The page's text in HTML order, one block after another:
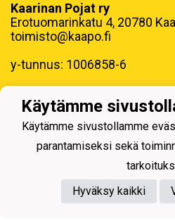
Kaarinan Pojat ry
Erotuomarinkatu 4, 20780
toimisto@kaapo.fi
y-tunnus: 1006858-6
Powered by
Käytämme
Käytämme sivustollamme
parantamiseksi sekä
Hyväksy kaikki